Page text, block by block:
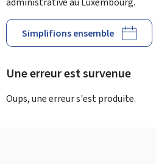
Simplifions ensemble
Une erreur est survenue
Oups, une erreur s'est produite.